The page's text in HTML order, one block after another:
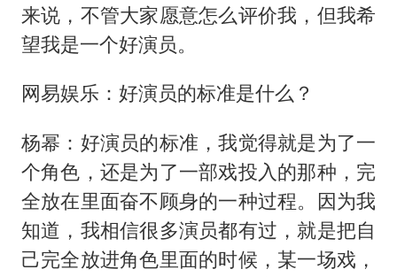
来说，不管大家愿意怎么评价我，但我希
望我是一个好演员。
网易娱乐：好演员的标准是什么？
杨幂：好演员的标准，我觉得就是为了一
个角色，还是为了一部戏投入的那种，完
全放在里面奋不顾身的一种过程。因为我
知道，我相信很多演员都有过，就是把自
己完全放进角色里面的时候，某一场戏，